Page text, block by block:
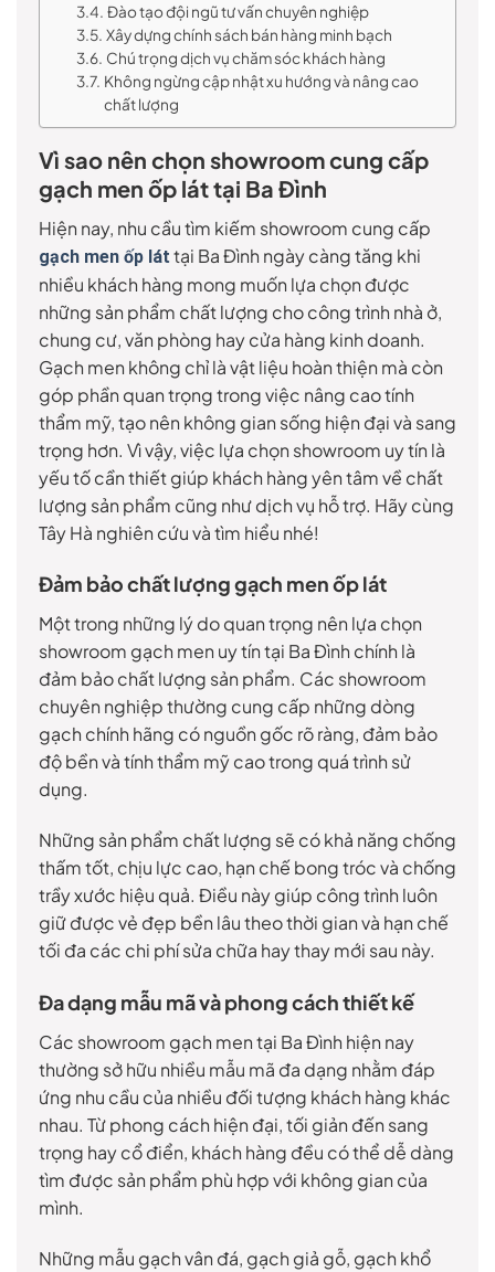
Đào tạo đội ngũ tư vấn chuyên nghiệp
Xây dựng chính sách bán hàng minh bạch
Chú trọng dịch vụ chăm sóc khách hàng
Không ngừng cập nhật xu hướng và nâng cao
chất lượng
Vì sao nên chọn showroom cung cấp
gạch men ốp lát tại Ba Đình
Hiện nay, nhu cầu tìm kiếm showroom cung cấp
gạch men ốp lát tại Ba Đình ngày càng tăng khi
nhiều khách hàng mong muốn lựa chọn được
những sản phẩm chất lượng cho công trình nhà ở,
chung cư, văn phòng hay cửa hàng kinh doanh.
Gạch men không chỉ là vật liệu hoàn thiện mà còn
góp phần quan trọng trong việc nâng cao tính
thẩm mỹ, tạo nên không gian sống hiện đại và sang
trọng hơn. Vì vậy, việc lựa chọn showroom uy tín là
yếu tố cần thiết giúp khách hàng yên tâm về chất
lượng sản phẩm cũng như dịch vụ hỗ trợ. Hãy cùng
Tây Hà nghiên cứu và tìm hiểu nhé!
Đảm bảo chất lượng gạch men ốp lát
Một trong những lý do quan trọng nên lựa chọn
showroom gạch men uy tín tại Ba Đình chính là
đảm bảo chất lượng sản phẩm. Các showroom
chuyên nghiệp thường cung cấp những dòng
gạch chính hãng có nguồn gốc rõ ràng, đảm bảo
độ bền và tính thẩm mỹ cao trong quá trình sử
dụng.
Những sản phẩm chất lượng sẽ có khả năng chống
thấm tốt, chịu lực cao, hạn chế bong tróc và chống
trầy xước hiệu quả. Điều này giúp công trình luôn
giữ được vẻ đẹp bền lâu theo thời gian và hạn chế
tối đa các chi phí sửa chữa hay thay mới sau này.
Đa dạng mẫu mã và phong cách thiết kế
Các showroom gạch men tại Ba Đình hiện nay
thường sở hữu nhiều mẫu mã đa dạng nhằm đáp
ứng nhu cầu của nhiều đối tượng khách hàng khác
nhau. Từ phong cách hiện đại, tối giản đến sang
trọng hay cổ điển, khách hàng đều có thể dễ dàng
tìm được sản phẩm phù hợp với không gian của
mình.
Những mẫu gạch vân đá, gạch giả gỗ, gạch khổ